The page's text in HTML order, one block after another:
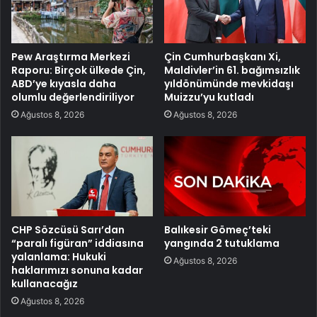
Pew Araştırma Merkezi
Raporu: Birçok ülkede Çin,
ABD’ye kıyasla daha
olumlu değerlendiriliyor
Ağustos 8, 2026
Çin Cumhurbaşkanı Xi,
Maldivler’in 61. bağımsızlık
yıldönümünde mevkidaşı
Muizzu’yu kutladı
Ağustos 8, 2026
CHP Sözcüsü Sarı’dan
“paralı figüran” iddiasına
yalanlama: Hukuki
haklarımızı sonuna kadar
kullanacağız
Ağustos 8, 2026
Balıkesir Gömeç’teki
yangında 2 tutuklama
Ağustos 8, 2026